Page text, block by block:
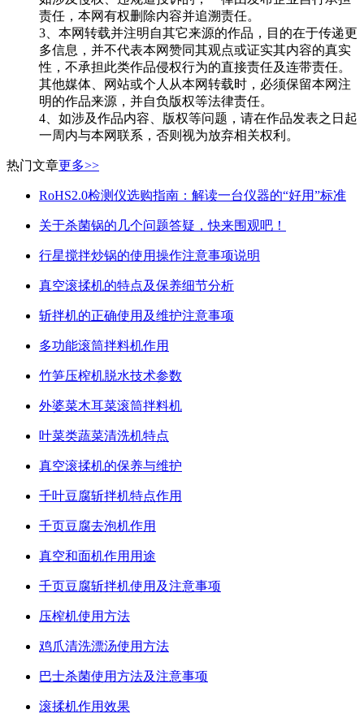
责任，本网有权删除内容并追溯责任。
3、本网转载并注明自其它来源的作品，目的在于传递更
多信息，并不代表本网赞同其观点或证实其内容的真实
性，不承担此类作品侵权行为的直接责任及连带责任。
其他媒体、网站或个人从本网转载时，必须保留本网注
明的作品来源，并自负版权等法律责任。
4、如涉及作品内容、版权等问题，请在作品发表之日起
一周内与本网联系，否则视为放弃相关权利。
热门文章更多>>
RoHS2.0检测仪选购指南：解读一台仪器的“好用”标准
关于杀菌锅的几个问题答疑，快来围观吧！
行星搅拌炒锅的使用操作注意事项说明
真空滚揉机的特点及保养细节分析
斩拌机的正确使用及维护注意事项
多功能滚筒拌料机作用
竹笋压榨机脱水技术参数
外婆菜木耳菜滚筒拌料机
叶菜类蔬菜清洗机特点
真空滚揉机的保养与维护
千叶豆腐斩拌机特点作用
千页豆腐去泡机作用
真空和面机作用用途
千页豆腐斩拌机使用及注意事项
压榨机使用方法
鸡爪清洗漂汤使用方法
巴士杀菌使用方法及注意事项
滚揉机作用效果